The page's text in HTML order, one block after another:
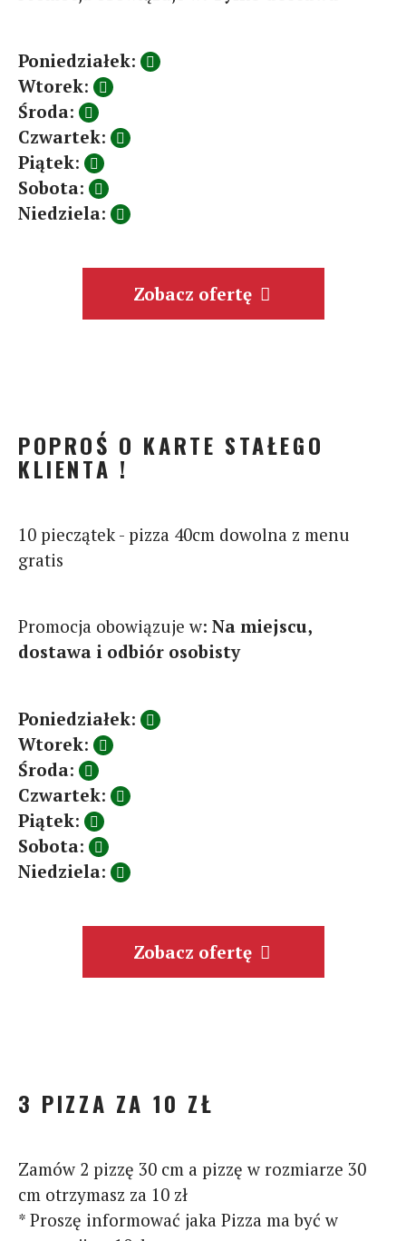
Poniedziałek:
Wtorek:
Środa:
Czwartek:
Piątek:
Sobota:
Niedziela:
Zobacz ofertę
POPROŚ O KARTE STAŁEGO
KLIENTA !
10 pieczątek - pizza 40cm dowolna z menu
gratis
Promocja obowiązuje w: Na miejscu,
dostawa i odbiór osobisty
Poniedziałek:
Wtorek:
Środa:
Czwartek:
Piątek:
Sobota:
Niedziela:
Zobacz ofertę
3 PIZZA ZA 10 ZŁ
Zamów 2 pizzę 30 cm a pizzę w rozmiarze 30
cm otrzymasz za 10 zł
* Proszę informować jaka Pizza ma być w